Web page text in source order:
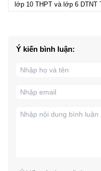
lớp 10 THPT và lớp 6
Ý kiến bình luận: